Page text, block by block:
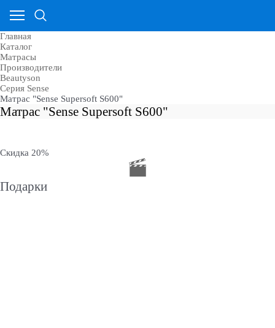
Главная
Каталог
Матрасы
Производители
Beautyson
Cерия Sense
Матрас "Sense Supersoft S600"
Матрас "Sense Supersoft S600"
Скидка 20%
Подарки